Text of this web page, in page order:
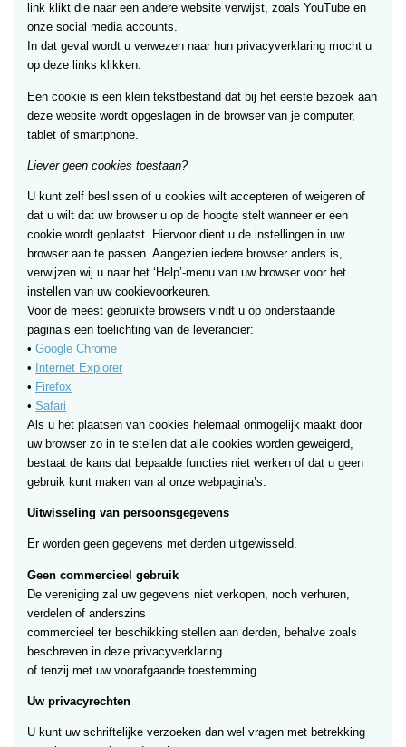
link klikt die naar een andere website verwijst, zoals YouTube en
onze social media accounts.
In dat geval wordt u verwezen naar hun privacyverklaring mocht u
op deze links klikken.
Een cookie is een klein tekstbestand dat bij het eerste bezoek aan
deze website wordt opgeslagen in de browser van je computer,
tablet of smartphone.
Liever geen cookies toestaan?
U kunt zelf beslissen of u cookies wilt accepteren of weigeren of
dat u wilt dat uw browser u op de hoogte stelt wanneer er een
cookie wordt geplaatst. Hiervoor dient u de instellingen in uw
browser aan te passen. Aangezien iedere browser anders is,
verwijzen wij u naar het ‘Help’-menu van uw browser voor het
instellen van uw cookievoorkeuren.
Voor de meest gebruikte browsers vindt u op onderstaande
pagina’s een toelichting van de leverancier:
• Google Chrome
•
Internet Explorer
• Firefox
• Safari
Als u het plaatsen van cookies helemaal onmogelijk maakt door
uw browser zo in te stellen dat alle cookies worden geweigerd,
bestaat de kans dat bepaalde functies niet werken of dat u geen
gebruik kunt maken van al onze webpagina’s.
Uitwisseling van persoonsgegevens
Er worden geen gegevens met derden uitgewisseld.
Geen commercieel gebruik
De vereniging zal uw gegevens niet verkopen, noch verhuren,
verdelen of anderszins
commercieel ter beschikking stellen aan derden, behalve zoals
beschreven in deze privacyverklaring
of tenzij met uw voorafgaande toestemming.
Uw privacyrechten
U kunt uw schriftelijke verzoeken dan wel vragen met betrekking